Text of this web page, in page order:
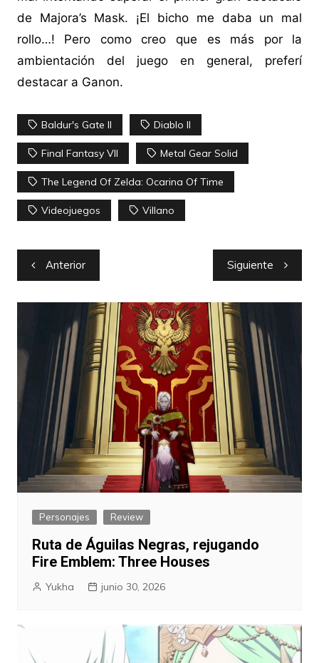
de Majora’s Mask. ¡El bicho me daba un mal
rollo…! Pero como creo que es más por la
ambientación del juego en general, preferí
destacar a Ganon.
Baldur's Gate II Diablo II
Final Fantasy VII Metal Gear Solid
The Legend Of Zelda: Ocarina Of Time
Videojuegos Villano
Navegación
de
entradas
Anterior Siguiente
Personajes Review
Ruta de Águilas Negras, rejugando
Fire Emblem: Three Houses
Yukha junio 30, 2026